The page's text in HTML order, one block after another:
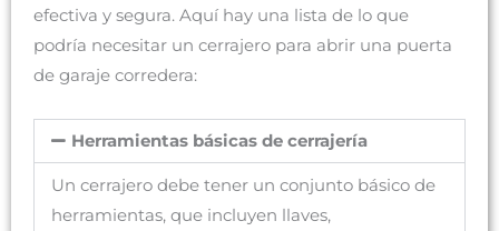
efectiva y segura. Aquí hay una lista de lo que
podría necesitar un cerrajero para abrir una puerta
de garaje corredera:
Herramientas básicas de cerrajería
Un cerrajero debe tener un conjunto básico de
herramientas, que incluyen llaves,